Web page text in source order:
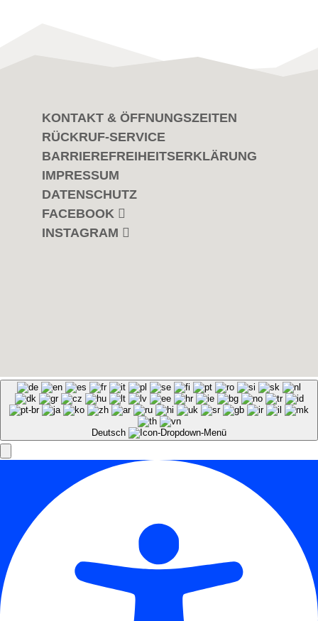
KONTAKT & ÖFFNUNGSZEITEN
RÜCKRUF-SERVICE
BARRIEREFREIHEITSERKLÄRUNG
IMPRESSUM
DATENSCHUTZ
FACEBOOK
INSTAGRAM
Deutsch